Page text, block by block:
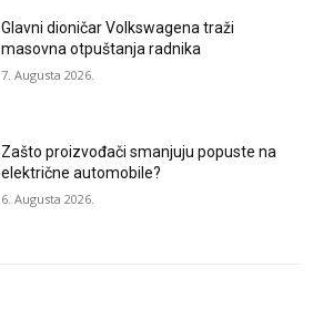
Glavni dioničar Volkswagena traži
masovna otpuštanja radnika
7. Augusta 2026.
Zašto proizvođači smanjuju popuste na
električne automobile?
6. Augusta 2026.